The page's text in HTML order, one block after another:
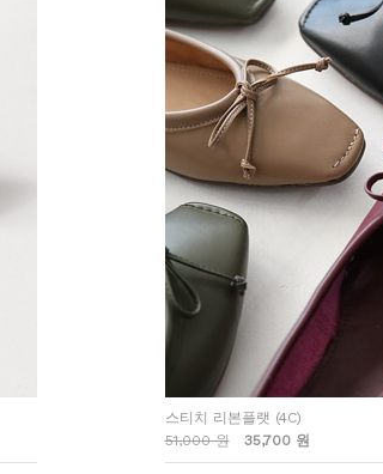
스티치 리본플랫 (4C)
51,000 원
35,700 원